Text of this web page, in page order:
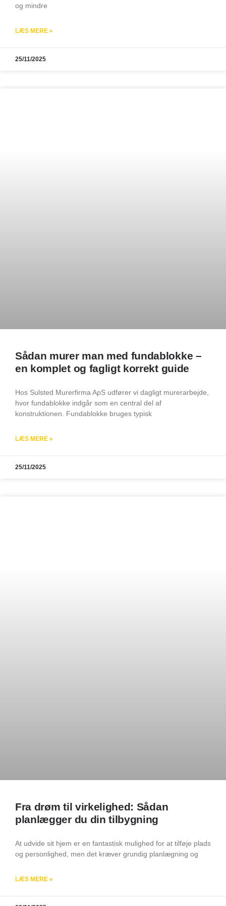
og mindre
LÆS MERE »
25/11/2025
Sådan murer man med fundablokke –
en komplet og fagligt korrekt guide
Hos Sulsted Murerfirma ApS udfører vi dagligt murerarbejde,
hvor fundablokke indgår som en central del af
konstruktionen. Fundablokke bruges typisk
LÆS MERE »
25/11/2025
Fra drøm til virkelighed: Sådan
planlægger du din tilbygning
At udvide sit hjem er en fantastisk mulighed for at tilføje plads
og personlighed, men det kræver grundig planlægning og
LÆS MERE »